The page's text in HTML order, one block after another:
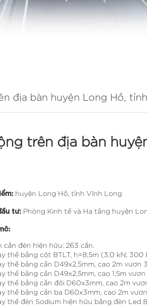
địa bàn huyện Long Hồ,
trên địa bàn
huyện Long Hồ, tỉnh Vĩnh Long
tư: Phòng Kinh tế và Hạ tầng huyện
cần đèn hiện hữu: 263 cần.
thế bằng cột BTLT, h=8,5m (3,0 kN; 300
thế bằng cần D49x2,5mm, cao 2m vươn
thế bằng cần D49x2,5mm, cao 1,5m vươn
thế bằng cần đôi D60x3mm, cao 2m
thế bằng cần ba D60x3mm, cao 2m
thế đèn Sodium hiện hữu bằng đèn Led